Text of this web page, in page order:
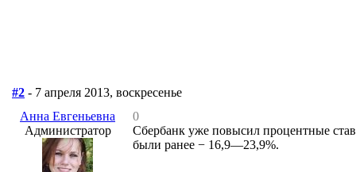
#2 - 7 апреля 2013, воскресенье
Анна Евгеньевна
Администратор
0
Сбербанк уже повысил процентные
были ранее − 16,9—23,9%.